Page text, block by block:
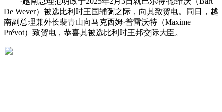
De Wever）被选比利时王国辅弼之际，向其致贺电。同日，越
南副总理兼外长裴青山向马克西姆·普雷沃特（Maxime
Prévot）致贺电，恭喜其被选比利时王邦交际大臣。